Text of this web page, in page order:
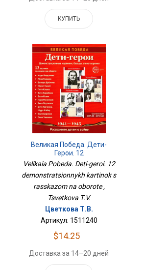
КУПИТЬ
Великая Победа. Дети-
Герои. 12
Демонстрационных
Картинок С Рассказом На
Обороте
Velikaia Pobeda. Deti-geroi. 12
demonstratsionnykh kartinok s
rasskazom na oborote ,
Tsvetkova T.V.
Цветкова Т.В.
Артикул: 1511240
$14.25
Доставка за 14–20 дней